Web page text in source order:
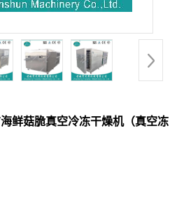
鲜菇脆真空冷冻干燥机（真空冻